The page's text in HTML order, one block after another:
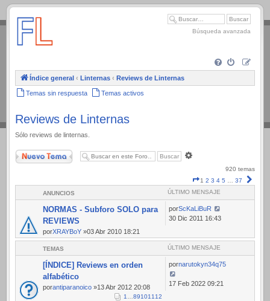
.
Búsqueda avanzada
Índice general ‹ Linternas ‹ Reviews de Linternas
Temas sin respuesta Temas activos
Reviews de Linternas
Sólo reviews de linternas.
Nuevo Tema
920 temas
Página
1
37
1 2 3 4 5 … 37
ANUNCIOS ÚLTIMO MENSAJE
NORMAS - Subforo SOLO para
REVIEWS
porXRAYBoY »03 Abr 2010 18:21
porScKaLiBuR
30 Dic 2011 16:43
TEMAS ÚLTIMO MENSAJE
[ÍNDICE] Reviews en orden
alfabético
porantiparanoico »13 Abr 2012 20:08
1…89101112
pornarutokyn34q75
17 Feb 2022 09:21